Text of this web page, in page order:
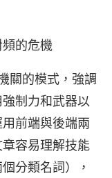
的危機
關的模式，強調​
制力和武器以
前端與後端兩
容易理解技能
分類名詞），